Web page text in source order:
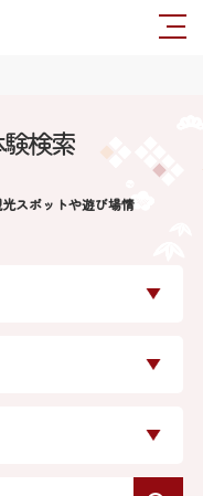
検索
スポットや遊び場情